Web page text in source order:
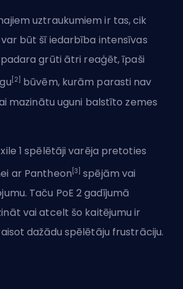
uztraukumiem ir tas, cik
var būt šī iedarbība intensīvas
padara grūti ātri reaģēt, īpaši
[2]
būvēm, kurām parasti nav
mazinātu uguni balstīto zemes
1 spēlētāji varēja pretoties
ar Pantheon[3] spējām vai
Taču PoE 2 gadījumā
vai atcelt šo kaitējumu ir
dažādu spēlētāju frustrāciju.